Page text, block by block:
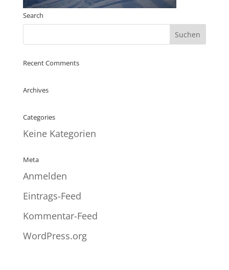
Search
Recent Comments
Archives
Categories
Keine Kategorien
Meta
Anmelden
Eintrags-Feed
Kommentar-Feed
WordPress.org